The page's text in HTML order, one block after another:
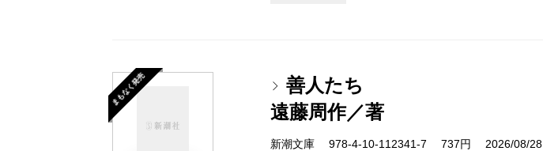
まもなく発売
善人たち
遠藤周作／著
新潮文庫 978-4-10-112341-7 737円 2026/08/28